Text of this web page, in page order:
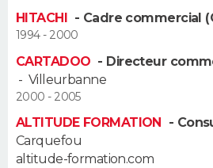
S'inscrire
Se connecter
Lycées
Collèges
Primaires
Universités
Entreprises
Service militaire
Avis de recherche
FORUM
HITACHI - Cadre commercial
1994 - 2000
CARTADOO - Directeur
- Villeurbanne
2000 - 2005
ALTITUDE FORMATION -
Carquefou
altitude-formation.com